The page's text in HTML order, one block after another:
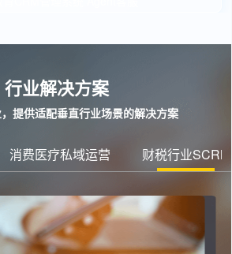
行业解决方案
提供适配垂直行业场景的解决方案
消费医疗私域运营 财税行业SCRM